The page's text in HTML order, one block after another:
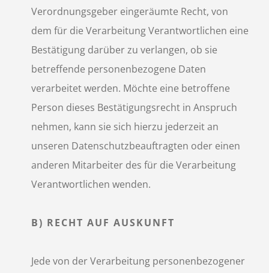
Verordnungsgeber eingeräumte Recht, von
dem für die Verarbeitung Verantwortlichen eine
Bestätigung darüber zu verlangen, ob sie
betreffende personenbezogene Daten
verarbeitet werden. Möchte eine betroffene
Person dieses Bestätigungsrecht in Anspruch
nehmen, kann sie sich hierzu jederzeit an
unseren Datenschutzbeauftragten oder einen
anderen Mitarbeiter des für die Verarbeitung
Verantwortlichen wenden.
B) RECHT AUF AUSKUNFT
Jede von der Verarbeitung personenbezogener